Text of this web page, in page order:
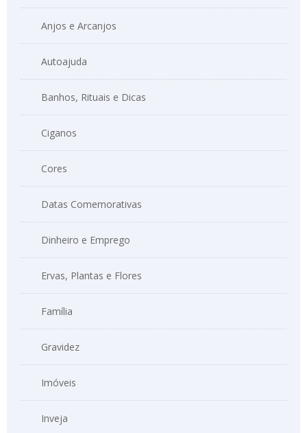
Anjos e Arcanjos
Autoajuda
Banhos, Rituais e Dicas
Ciganos
Cores
Datas Comemorativas
Dinheiro e Emprego
Ervas, Plantas e Flores
Família
Gravidez
Imóveis
Inveja